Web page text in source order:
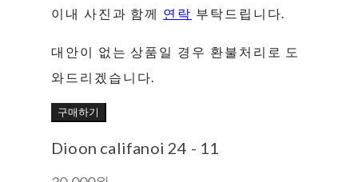
이내 사진과 함께 연락 부탁드립니다.
대안이 없는 상품일 경우 환불처리로 도
와드리겠습니다.
구매하기
Dioon califanoi 24 - 11